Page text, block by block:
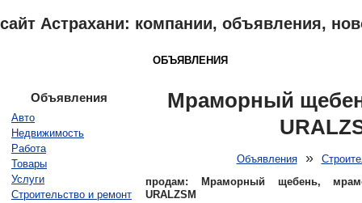
сайт Астрахани: компании, объявления,
ОБЪЯВЛЕНИЯ
Мраморный
Объявления»
продам: Мраморный щебень,
URALZSM
Объявления
Авто
Недвижимость
Работа
Товары
Услуги
Строительство и ремонт